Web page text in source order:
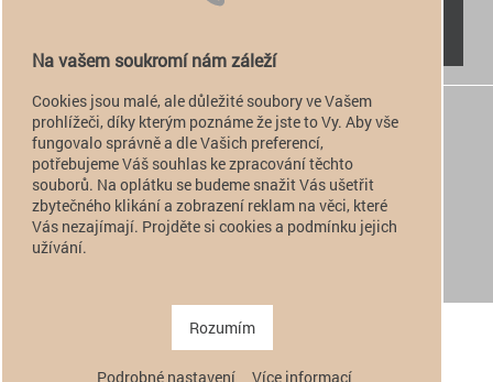
 +420 774 949 776
 info@alfatactical.cz
verze pro PC
Na vašem soukromí nám záleží
Cookies jsou malé, ale důležité soubory ve Vašem
prohlížeči, díky kterým poznáme že jste to Vy. Aby vše
fungovalo správně a dle Vašich preferencí,
potřebujeme Váš souhlas ke zpracování těchto
souborů. Na oplátku se budeme snažit Vás ušetřit
zbytečného klikání a zobrazení reklam na věci, které
Vás nezajímají. Projděte si cookies a podmínku jejich
užívání.
Rozumím
Podrobné nastavení Více informací